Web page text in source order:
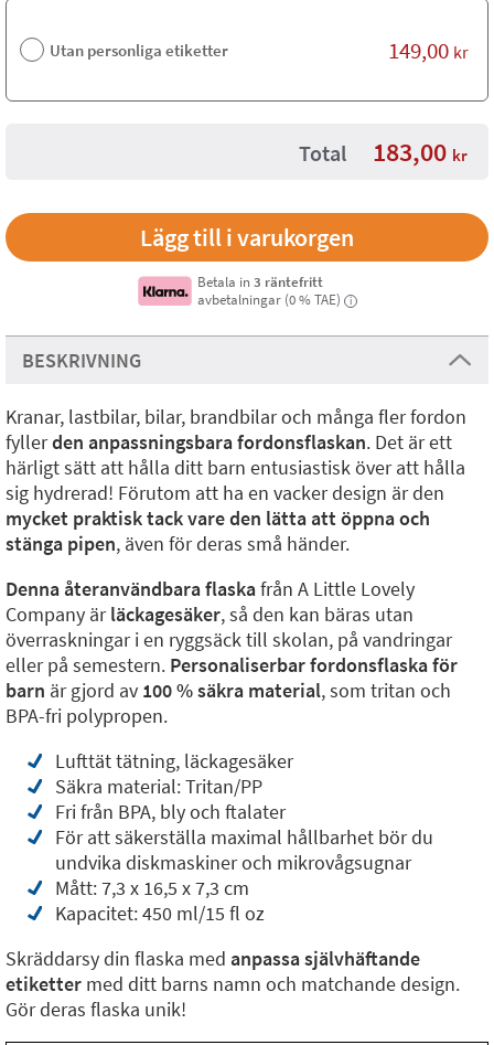
Utan personliga etiketter 149,00 kr
Total 183,00 kr
Betala in 3 räntefritt
avbetalningar (0 % TAE)
i
BESKRIVNING
Kranar, lastbilar, bilar, brandbilar och många fler fordon
fyllerden anpassningsbara fordonsflaskan. Det är ett
härligt sätt att hålla ditt barn entusiastisk över att hålla
sig hydrerad! Förutom att ha en vacker design är den
mycket praktisk tack vare den lätta att öppna och
stänga pipen, även för deras små händer.
Denna återanvändbara flaskafrån A Little Lovely
Company ärläckagesäker, så den kan bäras utan
överraskningar i en ryggsäck till skolan, på vandringar
eller på semestern. Personaliserbar fordonsflaska för
barn är gjord av 100 % säkra material, som tritan och
BPA-fri polypropen.
Lufttät tätning, läckagesäker
Säkra material: Tritan/PP
Fri från BPA, bly och ftalater
För att säkerställa maximal hållbarhet bör du
undvika diskmaskiner och mikrovågsugnar
Mått: 7,3 x 16,5 x 7,3 cm
Kapacitet: 450 ml/15 fl oz
Skräddarsy din flaska med anpassa självhäftande
etiketter med ditt barns namn och matchande design.
Gör deras flaska unik!